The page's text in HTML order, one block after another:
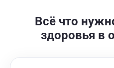
Всё что
здоровья в